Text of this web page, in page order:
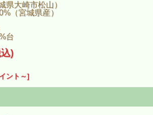
らむ旨味が一体となり、
しています。
も美味しく
み頂けます。
ザインはたちようこ氏
下さい。
ら４週間程お時間を頂戴致します。
ましては、ご注文後に当店よりメールで
県大崎市松山）
（宮城県産）
台
)
ント～]